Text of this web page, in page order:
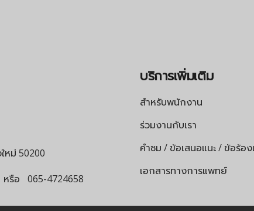
หม่ 50200
หรือ 065-4724658
บริการเพิ่มเติม
สำหรับพนักงาน
ร่วมงานกับเรา
คำชม / ข้อเสนอแนะ / ข้อร้อง
เอกสารทางการแพทย์